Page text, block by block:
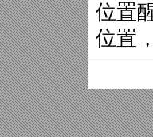
位置
位置